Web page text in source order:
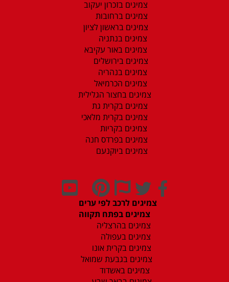
צמיגים בזכרון יעקוב
צמיגים ברחובות
צמיגים בראשון לציון
צמיגים בנתניה
צמיגים באור עקיבא
צמיגים בירושלים
צמיגים בנהריה
צמיגים הכרמיאל
צמיגים בחצור הגלילית
צמיגים בקרית גת
צמיגים בקרית מלאכי
צמיגים בקריות
צמיגים בפרדס חנה
צמיגים ביוקנעם
צמיגים לרכב לפי ערים
צמיגים בפתח תקווה
צמיגים בהרצליה
צמיגים בעפולה
צמיגים בקרית אונו
צמיגים בגבעת שמואל
צמיגים באשדוד